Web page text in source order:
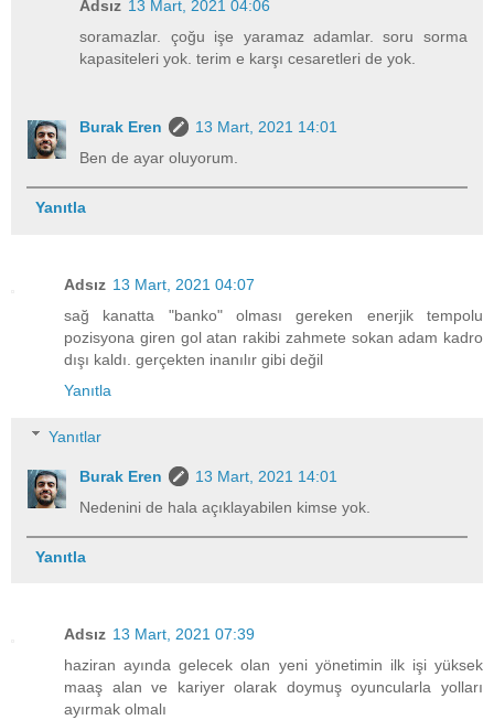
Adsız 13 Mart, 2021 04:06
soramazlar. çoğu işe yaramaz adamlar. soru sorma
kapasiteleri yok. terim e karşı cesaretleri de yok.
Burak Eren
13 Mart, 2021 14:01
Ben de ayar oluyorum.
Yanıtla
Adsız 13 Mart, 2021 04:07
sağ kanatta "banko" olması gereken enerjik tempolu
pozisyona giren gol atan rakibi zahmete sokan adam kadro
dışı kaldı. gerçekten inanılır gibi değil
Yanıtla
Yanıtlar
Burak Eren
13 Mart, 2021 14:01
Nedenini de hala açıklayabilen kimse yok.
Yanıtla
Adsız 13 Mart, 2021 07:39
haziran ayında gelecek olan yeni yönetimin ilk işi yüksek
maaş alan ve kariyer olarak doymuş oyuncularla yolları
ayırmak olmalı